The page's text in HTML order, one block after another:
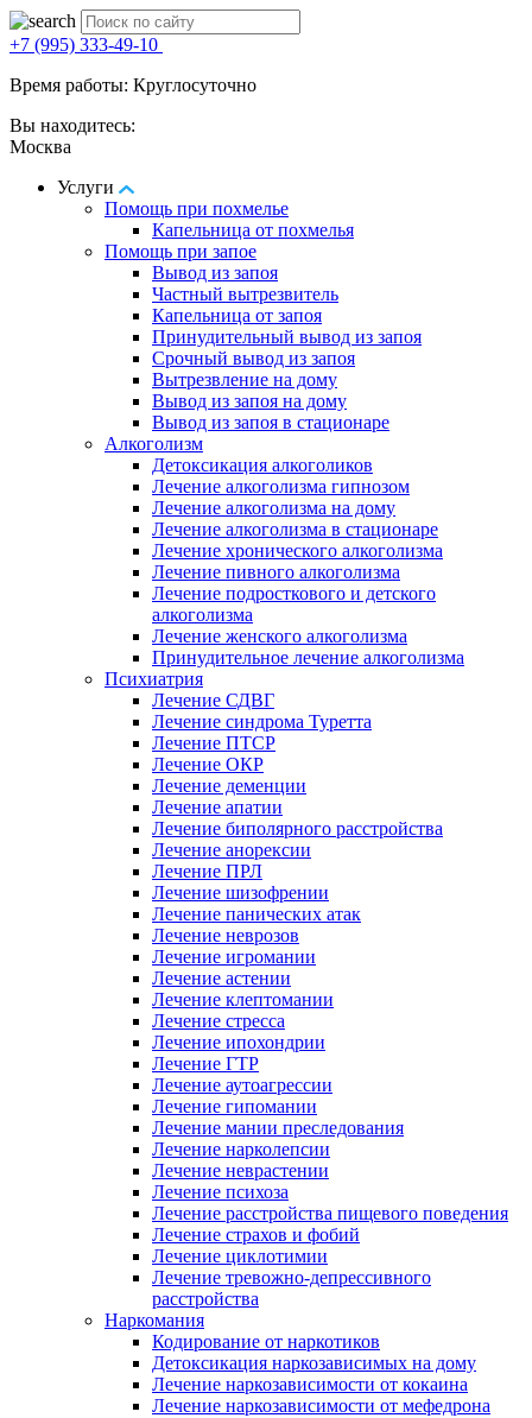
+7 (995) 333-49-10
Время работы: Круглосуточно
Вы находитесь:
Москва
Услуги
Помощь при похмелье
Капельница от похмелья
Помощь при запое
Вывод из запоя
Частный вытрезвитель
Капельница от запоя
Принудительный вывод из запоя
Срочный вывод из запоя
Вытрезвление на дому
Вывод из запоя на дому
Вывод из запоя в стационаре
Алкоголизм
Детоксикация алкоголиков
Лечение алкоголизма гипнозом
Лечение алкоголизма на дому
Лечение алкоголизма в стационаре
Лечение хронического алкоголизма
Лечение пивного алкоголизма
Лечение подросткового и детского
алкоголизма
Лечение женского алкоголизма
Принудительное лечение алкоголизма
Психиатрия
Лечение СДВГ
Лечение синдрома Туретта
Лечение ПТСР
Лечение ОКР
Лечение деменции
Лечение апатии
Лечение биполярного расстройства
Лечение анорексии
Лечение ПРЛ
Лечение шизофрении
Лечение панических атак
Лечение неврозов
Лечение игромании
Лечение астении
Лечение клептомании
Лечение стресса
Лечение ипохондрии
Лечение ГТР
Лечение аутоагрессии
Лечение гипомании
Лечение мании преследования
Лечение нарколепсии
Лечение неврастении
Лечение психоза
Лечение расстройства пищевого поведения
Лечение страхов и фобий
Лечение циклотимии
Лечение тревожно-депрессивного
расстройства
Наркомания
Кодирование от наркотиков
Детоксикация наркозависимых на дому
Лечение наркозависимости от кокаина
Лечение наркозависимости от мефедрона